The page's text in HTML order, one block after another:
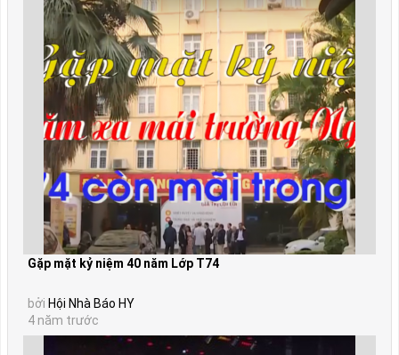
Gặp mặt kỷ niệm 40 năm Lớp T74
bởi Hội Nhà Báo HY
4 năm trước